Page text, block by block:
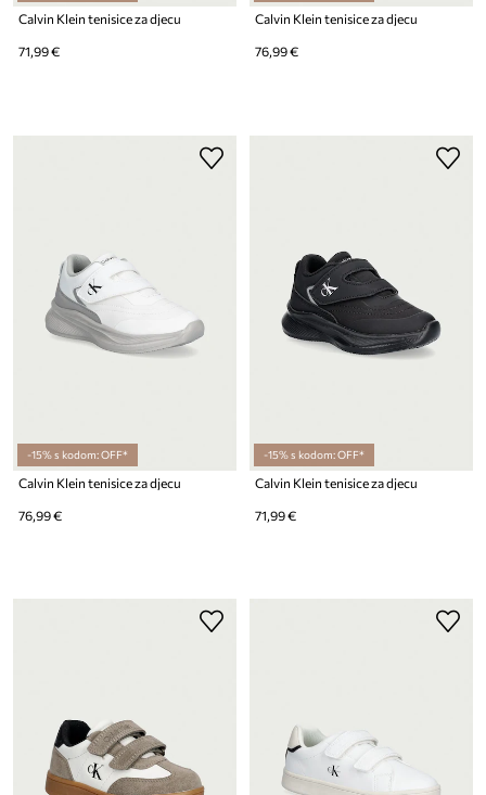
Calvin Klein tenisice za djecu
71,99 €
Calvin Klein tenisice za djecu
76,99 €
-15% s kodom: OFF*
Calvin Klein tenisice za djecu
76,99 €
-15% s kodom: OFF*
Calvin Klein tenisice za djecu
71,99 €